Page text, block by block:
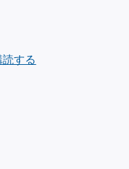
する